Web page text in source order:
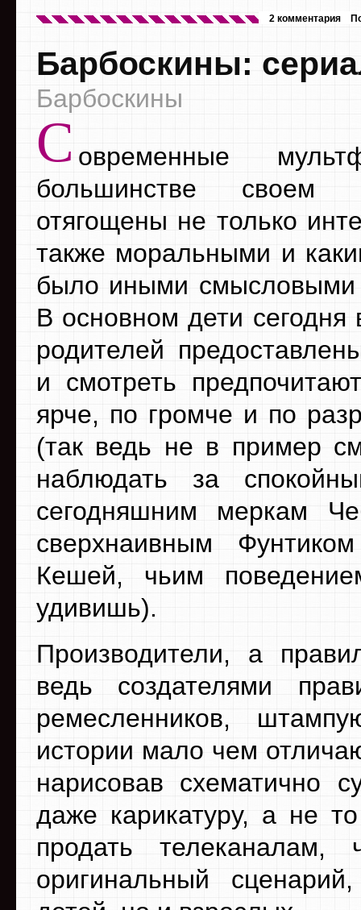
2 комментария
Барбоскины:
Барбоскины
С овременные
большинстве
отягощены не только
также моральными и
было иными смысловыми
В основном дети сегодня
родителей
и смотреть
ярче, по громче и по
(так ведь не в пример
наблюдать за
сегодняшним меркам
сверхнаивным
Кешей, чьим
удивишь).
Производители, а
ведь создателями
ремесленников,
истории мало чем
нарисовав схематично
даже карикатуру, а не
продать телеканалам,
оригинальный